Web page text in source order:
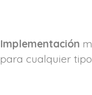
Implementación
para cualquier